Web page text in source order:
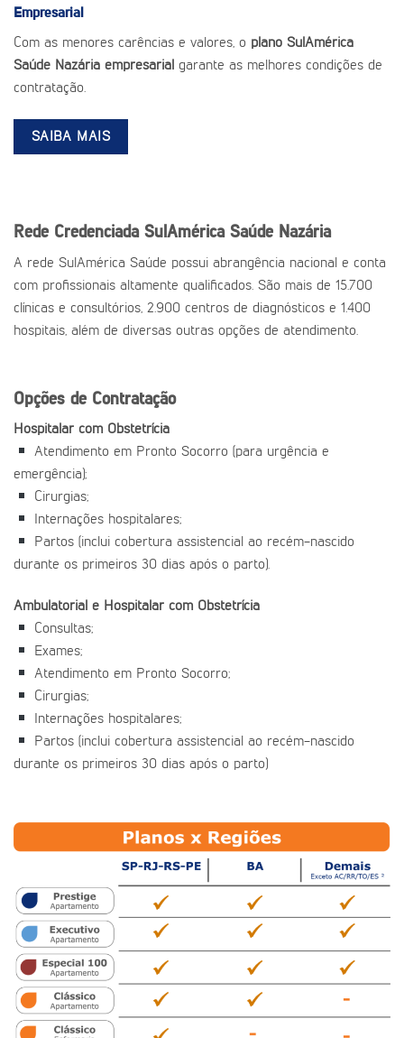
Empresarial
Com as menores carências e valores, o plano SulAmérica
Saúde Nazária empresarial garante as melhores condições de
contratação.
SAIBA MAIS
Rede Credenciada SulAmérica Saúde Nazária
A rede SulAmérica Saúde possui abrangência nacional e conta
com profissionais altamente qualificados. São mais de 15.700
clínicas e consultórios, 2.900 centros de diagnósticos e 1.400
hospitais, além de diversas outras opções de atendimento.
Opções de Contratação
Hospitalar com Obstetrícia
Atendimento em Pronto Socorro (para urgência e
emergência);
Cirurgias;
Internações hospitalares;
Partos (inclui cobertura assistencial ao recém-nascido
durante os primeiros 30 dias após o parto).
Ambulatorial e Hospitalar com Obstetrícia
Consultas;
Exames;
Atendimento em Pronto Socorro;
Cirurgias;
Internações hospitalares;
Partos (inclui cobertura assistencial ao recém-nascido
durante os primeiros 30 dias após o parto)